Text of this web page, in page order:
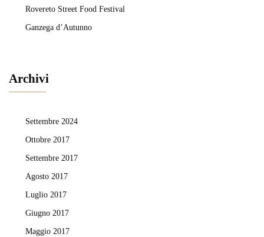
Rovereto Street Food Festival
Ganzega d’Autunno
Archivi
Settembre 2024
Ottobre 2017
Settembre 2017
Agosto 2017
Luglio 2017
Giugno 2017
Maggio 2017